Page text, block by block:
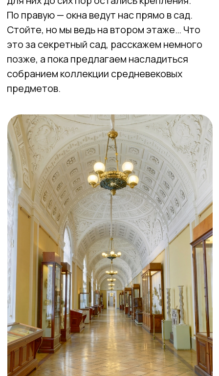
Зал Леонардо да Винчи. Фото: WOW! Питер
Отправляемся далее по анфиладе
и попадаем в угловой зал. Он выходит
на Неву, на зимнюю канавку
и на трехэтажное здание с зеленоватым
расскажем. Проходите в следующий зал
и поворачивайте налево.
Мы оказались в фойе. Если взглянуть
на фасад театра слева от канавки,
вы увидите два этажа, которые выделены
желтым цветом, и окна с мелкой
расстекловкой. Когда-то здесь находился
зимний дворец Петра I. Позднее он был
перестроен под здание театра, но первые
этажи до сих пор помнят императора.
Дворец даже можно посетить, вход —
с Дворцовой набережной (мы потеряли
смысл слова «дворец» после этого абзаца).
ФОЙЕ ЭРМИТАЖНОГО ТЕАТРА